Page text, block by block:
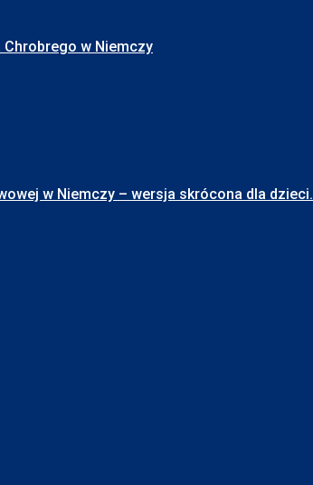
Chrobrego w Niemczy
w Niemczy – wersja skrócona dla dzieci.